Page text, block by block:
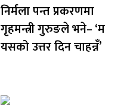
निर्मला पन्त प्रकरणमा
गृहमन्त्री गुरुङले भने– ‘म
यसको उत्तर दिन चाहन्नँ’